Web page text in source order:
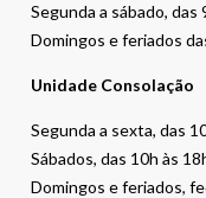
Segunda a sábado, das
Domingos e feriados
Unidade Consolação
Segunda a sexta, das
Sábados, das 10h às
Domingos e feriados,